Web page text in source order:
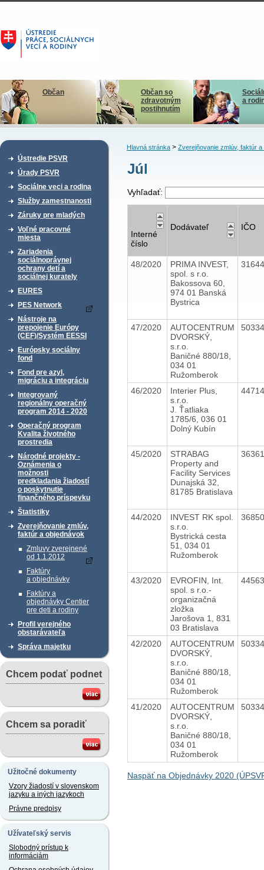
Občan
Občan so
zdravotným
postihnutím
a
Ústredie PSVR
Úrady PSVR
Sociálne veci a rodina
Služby zamestnanosti
Záruky pre mladých
Voľné pracovné
miesta
Zariadenia
sociálnoprávnej
ochrany detí a
sociálnej kurately
EURES
PES Network
Nástroje na
prepojenie Európy
(CEF)/Systém EESSI
Európsky sociálny
fond
Fond pre azyl,
migráciu a integráciu
Integrovaný
regionálny operačný
program 2014 - 2020
Operačný program
Kvalita životného
prostredia
Národné projekty -
Oznámenia o
možnosti
predkladania žiadostí
o poskytnutie
finančného príspevku
Štatistiky
Zverejňovanie zmlúv,
faktúr a objednávok
Zmluvy zverejnené
od 1.1.2012
Faktúry
a objednávky
Faktúry a
objednávky Centier
pre deti a rodiny
Profil verejného
obstarávateľa
Správa majetku
Chcem podať podnet
Chcem sa poradiť
Užitočné dokumenty
Vzory žiadostí v slovenskom
jazyku a iných jazykoch
Právne predpisy
Užívateľský servis
Slobodný prístup k
informáciám
Hlavná stránka> Zverejňovanie zmlúv, faktúr a
Júl
Vyhľadať:
Interné
číslo
Dodávateľ IČO
48/2020
PRIMA INVEST,
spol. s r.o.
Bakossova 60,
974 01 Banská
Bystrica
47/2020
AUTOCENTRUM
DVORSKÝ,
s.r.o.
Baničné 880/18,
034 01
Ružomberok
46/2020
Interier Plus,
s.r.o.
J. Ťatliaka
1785/6, 036 01
Dolný Kubín
45/2020
STRABAG
Property and
Facility Services
Dunajská 32,
81785 Bratislava
44/2020
INVEST RK spol.
s.r.o.
Bystrická cesta
51, 034 01
Ružomberok
43/2020
EVROFIN, Int.
spol. s r.o.-
organizačná
zložka
Jarošova 1, 831
03 Bratislava
42/2020
AUTOCENTRUM
DVORSKÝ,
s.r.o.
Baničné 880/18,
034 01
Ružomberok
41/2020
AUTOCENTRUM
DVORSKÝ,
s.r.o.
Baničné 880/18,
034 01
Ružomberok
Naspäť na Objednávky 2020